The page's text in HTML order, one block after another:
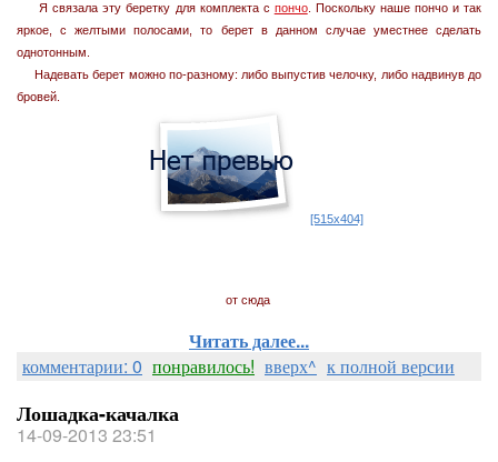
Я связала эту беретку для комплекта с пончо. Поскольку наше пончо и так
яркое, с желтыми полосами, то берет в данном случае уместнее сделать
однотонным.
Надевать берет можно по-разному: либо выпустив челочку, либо надвинув до
бровей.
[515x404]
от сюда
Читать далее...
комментарии: 0 понравилось! вверх^ к полной версии
Лошадка-качалка
14-09-2013 23:51